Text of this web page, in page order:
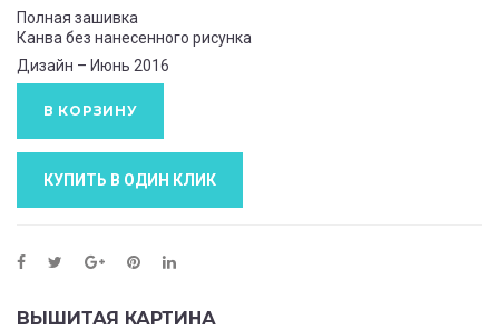
Полная зашивка
Канва без нанесенного рисунка
Дизайн – Июнь 2016
В КОРЗИНУ
КУПИТЬ В ОДИН КЛИК
ВЫШИТАЯ КАРТИНА